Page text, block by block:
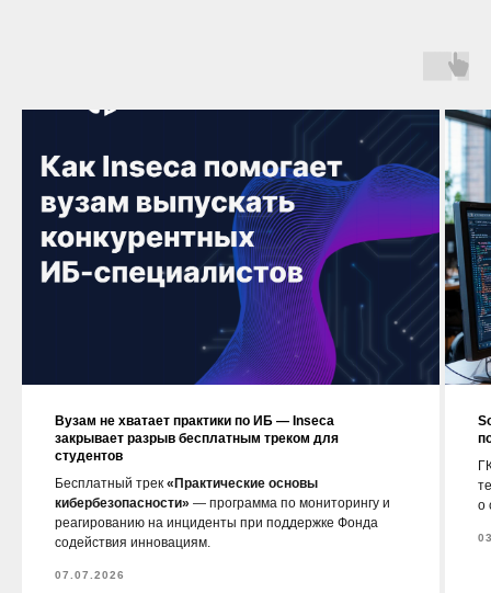
Вузам не хватает практики по ИБ — Inseca
закрывает разрыв бесплатным треком для
студентов
Бесплатный трек «Практические основы
кибербезопасности» — программа по мониторингу и
реагированию на инциденты при поддержке Фонда
содействия инновациям.
07.07.2026
о